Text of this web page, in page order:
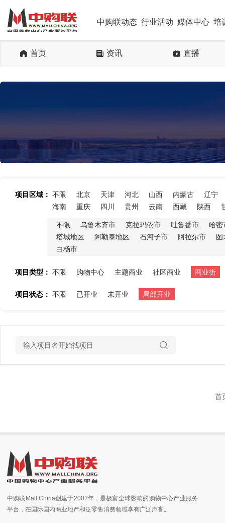
中购联动态 行业活动 媒体中心 培
首页 资讯 直播
项目区域： 不限 北京 天津 河北 山西 内蒙古
辽宁
海南
重庆 四川 贵州 云南 西藏 陕西
不限 乌鲁木齐市 克拉玛依市 吐鲁番市
哈密
塔城地区
阿勒泰地区 石河子市 阿拉尔市
图
白杨市
项目类型： 不限 购物中心 主题商业 社区商业 商业街
项目状态： 不限 已开业 未开业 局部开业
首
中购联Mall China创建于2002年，是极富全球影响的购物中心产业服务
平台，在国际国内商业地产和泛零售消费领域享有广泛声誉。